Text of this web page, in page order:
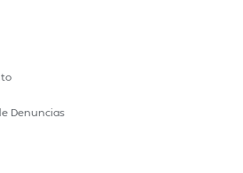
Denuncias